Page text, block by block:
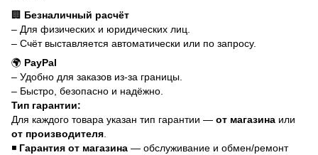
🏢 Безналичный расчёт
– Для физических и юридических лиц.
– Счёт выставляется автоматически или по запросу.
🌍 PayPal
– Удобно для заказов из-за границы.
– Быстро, безопасно и надёжно.
Тип гарантии:
Для каждого товара указан тип гарантии — от магазина или
от производителя
◾ Гарантия от магазина — обслуживание и обмен/ремонт